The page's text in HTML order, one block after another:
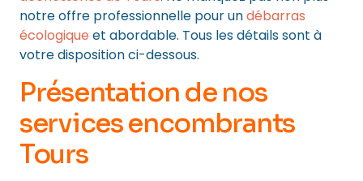
notre offre professionnelle pour undébarras
écologique et abordable. Tous les détails sont à
votre disposition ci-dessous.
Présentation de nos
services encombrants
Tours